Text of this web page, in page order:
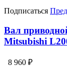
Подписаться
Вал
Mitsubishi
8 960 ₽